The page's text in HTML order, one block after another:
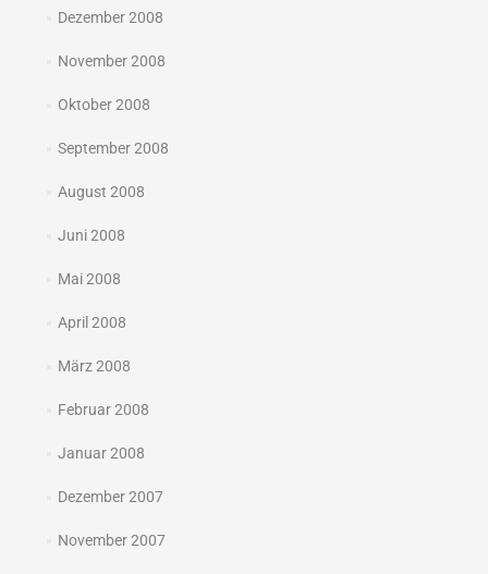
Dezember 2008
November 2008
Oktober 2008
September 2008
August 2008
Juni 2008
Mai 2008
April 2008
März 2008
Februar 2008
Januar 2008
Dezember 2007
November 2007